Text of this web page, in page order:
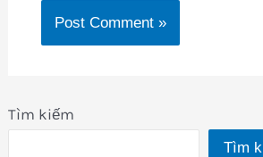
Tìm kiếm
Tìm